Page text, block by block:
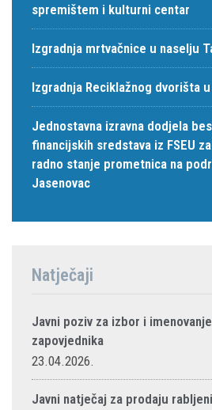
spremištem i kulturni centar
Izgradnja mrtvačnice u naselju
Izgradnja Reciklažnog dvorišta
Jednostavna izravna dodjela
financijskih sredstava iz FSEU
radno stanje prometnica na
Jasenovac
Natječaji
Javni poziv za izbor i
zapovjednika
23.04.2026.
Javni natječaj za prodaju